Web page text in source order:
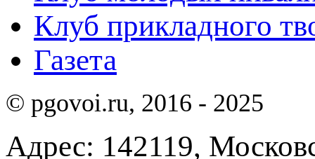
Клуб прикладного
Газета
© pgovoi.ru, 2016 - 2025
Адрес: 142119,